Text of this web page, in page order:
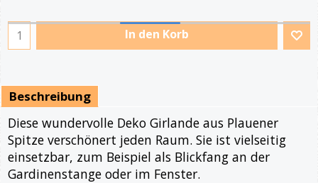
In den Korb
Beschreibung
Diese wundervolle Deko Girlande aus Plauener
Spitze verschönert jeden Raum. Sie ist vielseitig
einsetzbar, zum Beispiel als Blickfang an der
Gardinenstange oder im Fenster.